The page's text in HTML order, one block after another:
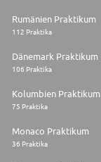
Rumänien Praktikum
112 Praktika
Dänemark Praktikum
106 Praktika
Kolumbien Praktikum
75 Praktika
Monaco Praktikum
36 Praktika